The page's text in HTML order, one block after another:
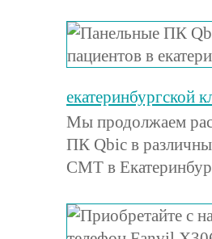
екатеринбургской
Мы продолжаем
ПК Qbic в
СМТ в